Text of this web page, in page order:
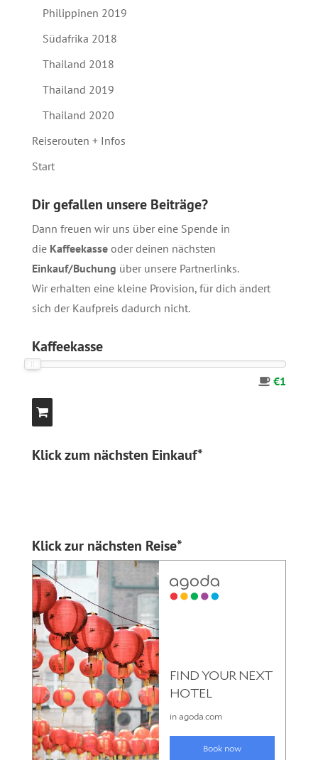
Philippinen 2019
Südafrika 2018
Thailand 2018
Thailand 2019
Thailand 2020
Reiserouten + Infos
Start
Dir gefallen unsere Beiträge?
Dann freuen wir uns über eine Spende in
die Kaffeekasseoder deinen nächsten
Einkauf/Buchung über unsere Partnerlinks.
Wir erhalten eine kleine Provision, für dich ändert
sich der Kaufpreis dadurch nicht.
Kaffeekasse
€1
Klick zum nächsten Einkauf*
Klick zur nächsten Reise*